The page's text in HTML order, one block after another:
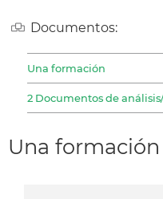
Documentos:
Una formación
2 Documentos de
Una formación